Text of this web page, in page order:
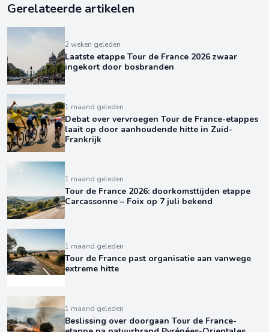
Gerelateerde artikelen
2 weken geleden
Laatste etappe Tour de France 2026 zwaar
ingekort door bosbranden
1 maand geleden
Debat over vervroegen Tour de France-etappes
laait op door aanhoudende hitte in Zuid-
Frankrijk
1 maand geleden
Tour de France 2026: doorkomsttijden etappe
Carcassonne – Foix op 7 juli bekend
1 maand geleden
Tour de France past organisatie aan vanwege
extreme hitte
1 maand geleden
Beslissing over doorgaan Tour de France-